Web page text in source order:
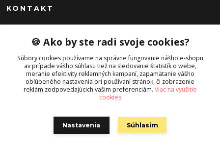
KONTAKT
0907 613 939
slavka.mecarova@gmail.com
🍪 Ako by ste radi svoje cookies?
Súbory cookies používame na správne fungovanie nášho e-shopu
av prípade vášho súhlasu tiež na sledovanie štatistík o webe,
meranie efektivity reklamných kampaní, zapamätanie vášho
obľúbeného nastavenia pri používaní stránok, či zobrazenie
reklám zodpovedajúcich vašim preferenciám. Viac na využitie
cookies
Nastavenia Súhlasím